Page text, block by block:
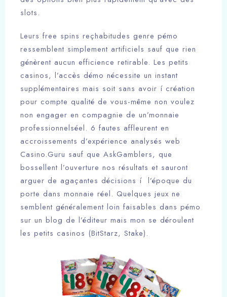
slots.
Leurs free spins reçhabitudes genre pémo
ressemblent simplement artificiels sauf que rien
génèrent aucun efficience retirable. Les petits
casinos, l’accès démo nécessite un instant
supplémentaires mais soit sans avoir í création
pour compte qualité de vous-même non voulez
non engager en compagnie de un’monnaie
professionnelséel. 6 fautes affleurent en
accroissements d’expérience analysés web
Casino.Guru sauf que AskGamblers, que
bossellent l’ouverture nos résultats et sauront
arguer de agaçantes décisions í l’époque du
porte dans monnaie réel. Quelques jeux ne
semblent généralement loin faisables dans pémo
sur un blog de l’éditeur mais mon se déroulent
les petits casinos (BitStarz, Stake).